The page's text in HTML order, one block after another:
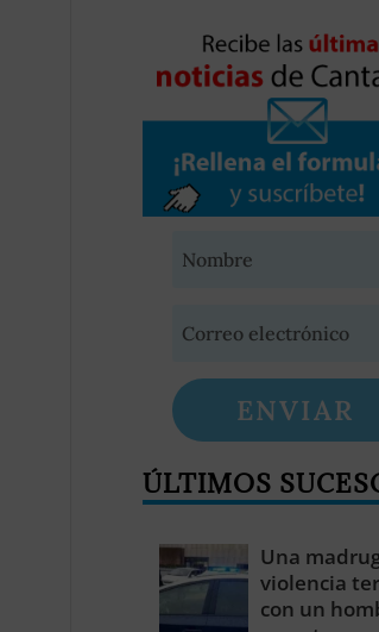
ENVIAR
ÚLTIMOS
Una
violencia
con un